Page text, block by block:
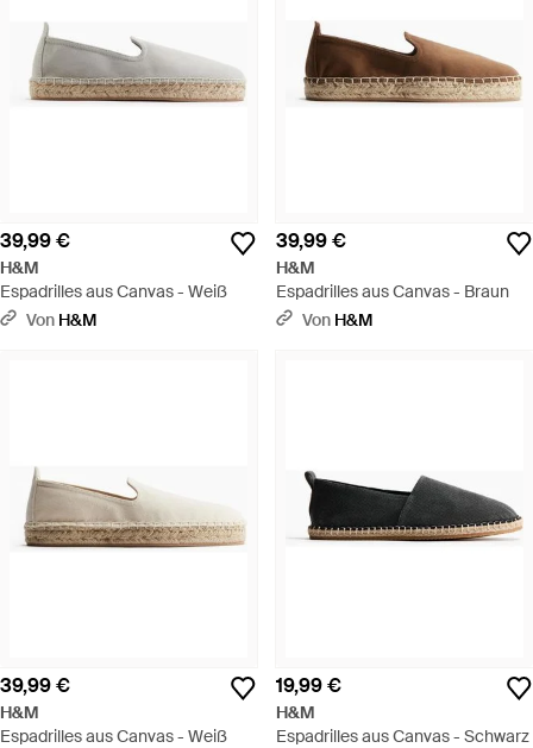
39,99 €
H&M
Espadrilles aus Canvas - Weiß
Von H&M
39,99 €
H&M
Espadrilles aus Canvas - Braun
Von H&M
39,99 €
H&M
Espadrilles aus Canvas - Weiß
19,99 €
H&M
Espadrilles aus Canvas - Schwarz